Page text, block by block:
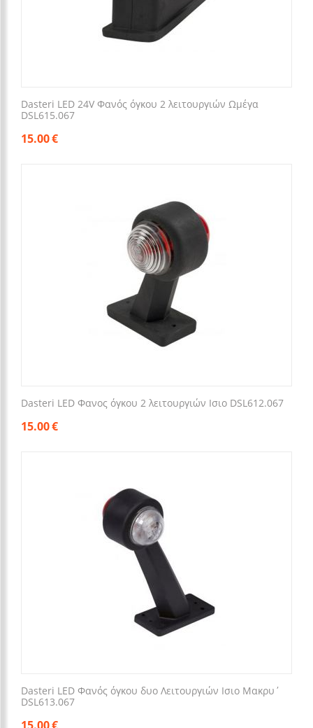
Dasteri LED 24V Φανός όγκου 2 λειτουργιών Ωμέγα
DSL615.067
15.00€
Dasteri LED Φανος όγκου 2 λειτουργιών Ισιο DSL612.067
15.00€
Dasteri LED Φανός όγκου δυο Λειτουργιών Ισιο Μακρυ΄
DSL613.067